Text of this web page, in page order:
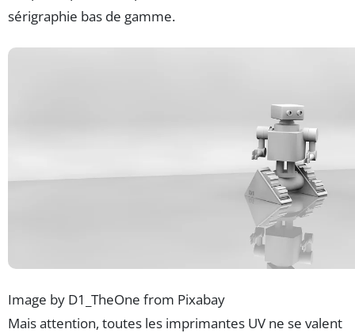
sérigraphie bas de gamme.
Image by D1_TheOne from Pixabay
Mais attention, toutes les imprimantes UV ne se valent